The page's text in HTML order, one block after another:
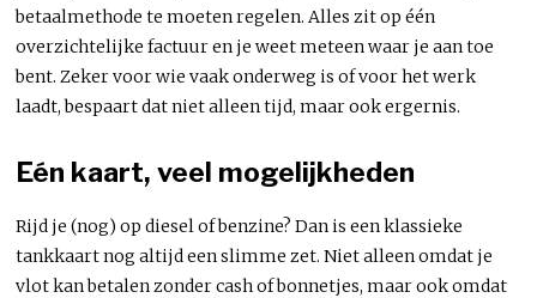
betaalmethode te moeten regelen. Alles zit op één
overzichtelijke factuur en je weet meteen waar je aan toe
bent. Zeker voor wie vaak onderweg is of voor het werk
laadt, bespaart dat niet alleen tijd, maar ook ergernis.
Eén kaart, veel mogelijkheden
Rijd je (nog) op diesel of benzine? Dan is een klassieke
tankkaart nog altijd een slimme zet. Niet alleen omdat je
vlot kan betalen zonder cash of bonnetjes, maar ook omdat